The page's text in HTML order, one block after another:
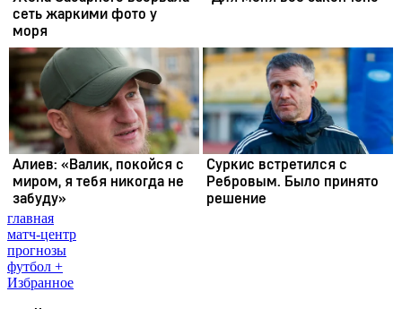
главная
матч-центр
прогнозы
футбол +
Избранное